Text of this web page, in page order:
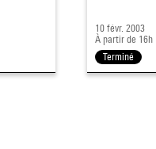
10 févr. 2003
À partir de 16h
Terminé